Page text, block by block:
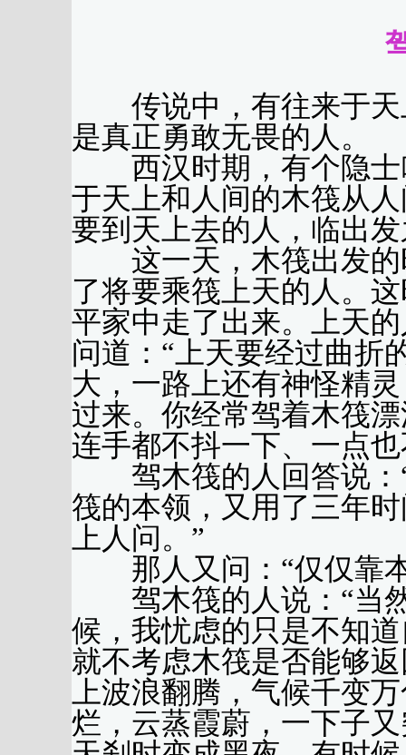
传说中，有往来于天
是真正勇敢无畏的人。
西汉时期，有个隐士
于天上和人间的木筏从
要到天上去的人，临出
这一天，木筏出发的
了将要乘筏上天的人。
平家中走了出来。上天
问道：“上天要经过曲折
大，一路上还有神怪精
过来。你经常驾着木筏
连手都不抖一下、一点
驾木筏的人回答说：“
筏的本领，又用了三年
上人问。”
那人又问：“仅仅靠本
驾木筏的人说：“当然
候，我忧虑的只是不知
就不考虑木筏是否能够
上波浪翻腾，气候千变
烂，云蒸霞蔚，一下子